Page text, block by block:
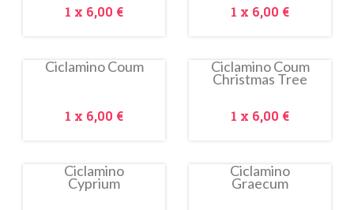
Prezzo
1 x 6,00 € Prezzo
1 x 6,00 €
Ciclamino Coum
Prezzo
1 x 6,00 €
Ciclamino Coum
Christmas Tree
Prezzo
1 x 6,00 €
Ciclamino
Cyprium
Ciclamino
Graecum